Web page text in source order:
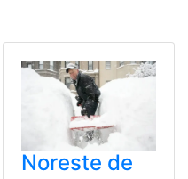
Noreste de